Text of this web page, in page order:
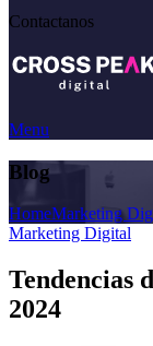
Contactanos
Menu
Blog
HomeMarketing
Marketing Digital
Tendencias
2024